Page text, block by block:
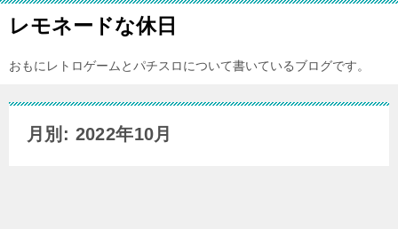
レモネードな休日
おもにレトロゲームとパチスロについて書いているブログです。
月別: 2022年10月